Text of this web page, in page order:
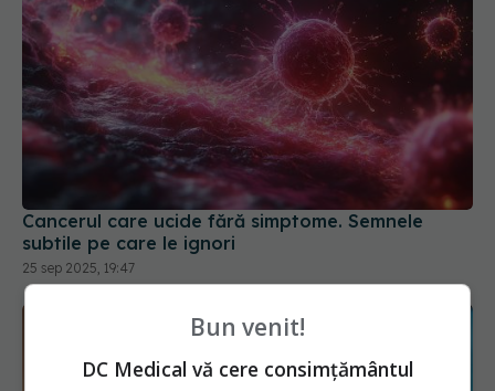
Cancerul care ucide fără simptome. Semnele
subtile pe care le ignori
25 sep 2025, 19:47
Bun venit!
DC Medical vă cere consimțământul